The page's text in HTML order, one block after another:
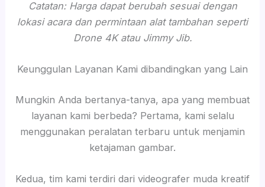
Catatan: Harga dapat berubah sesuai dengan
lokasi acara dan permintaan alat tambahan seperti
Drone 4K atau Jimmy Jib.
Keunggulan Layanan Kami dibandingkan yang Lain
Mungkin Anda bertanya-tanya, apa yang membuat
layanan kami berbeda? Pertama, kami selalu
menggunakan peralatan terbaru untuk menjamin
ketajaman gambar.
Kedua, tim kami terdiri dari videografer muda kreatif